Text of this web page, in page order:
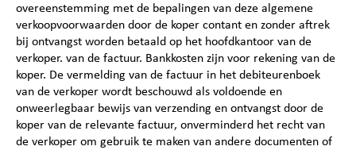
overeenstemming met de bepalingen van deze algemene
verkoopvoorwaarden door de koper contant en zonder aftrek
bij ontvangst worden betaald op het hoofdkantoor van de
verkoper. van de factuur. Bankkosten zijn voor rekening van de
koper. De vermelding van de factuur in het debiteurenboek
van de verkoper wordt beschouwd als voldoende en
onweerlegbaar bewijs van verzending en ontvangst door de
koper van de relevante factuur, onverminderd het recht van
de verkoper om gebruik te maken van andere documenten of